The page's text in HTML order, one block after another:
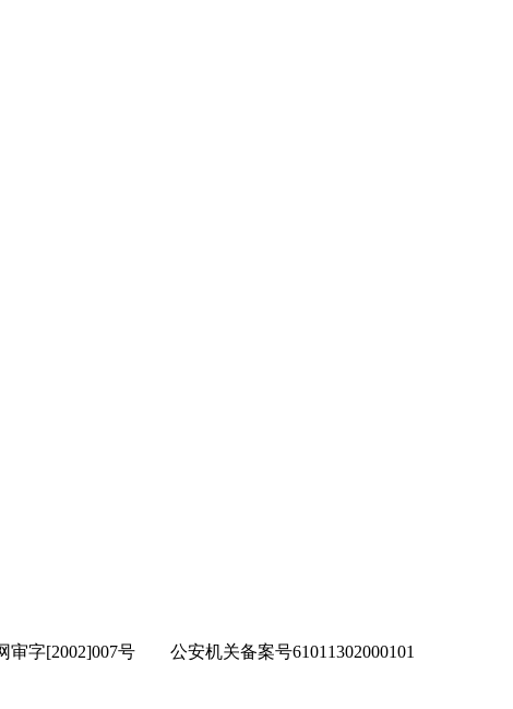
字[2002]007号 公安机关备案号61011302000101